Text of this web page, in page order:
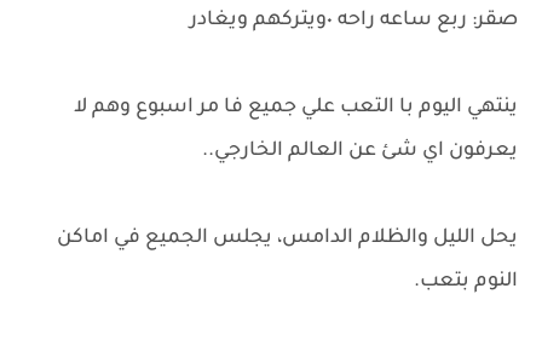
صقر: ربع ساعه راحه ٠ويتركهم ويغادر
ينتهي اليوم با التعب علي جميع فا مر اسبوع وهم لا
يعرفون اي شئ عن العالم الخارجي..
يحل الليل والظلام الدامس، يجلس الجميع في اماكن
النوم بتعب.